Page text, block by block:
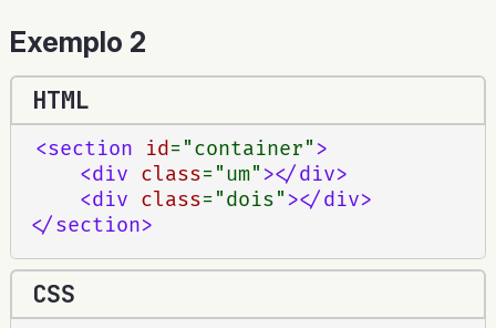
Exemplo 2
HTML
<section id="container">
<div class="um"></div>
<div class="dois"></div>
</section>
CSS